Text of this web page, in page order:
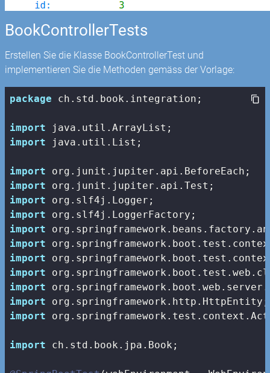
BookControllerTests
Erstellen Sie die Klasse BookControllerTest und
implementieren Sie die Methoden gemäss der Vorlage:
package ch.std.book.integration;
import
import java.util.List;
import
import
import
import
import
import
import
import
import
import
import
import ch.std.book.jpa.Book;